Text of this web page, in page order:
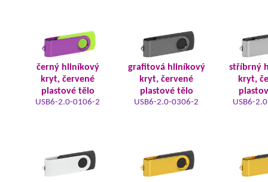
černý hliníkový
kryt, červené
plastové tělo
USB6-2.0-0106-2
grafitová hliníkový
kryt, červené
plastové tělo
USB6-2.0-0306-2
stříbrný
kryt,
USB6-